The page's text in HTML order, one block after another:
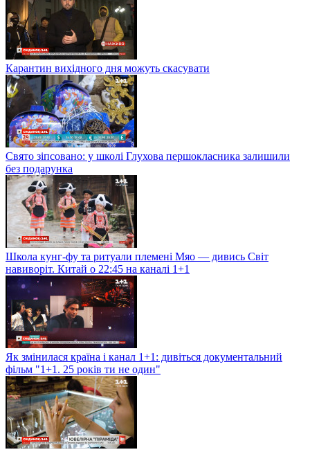
Карантин вихідного дня можуть скасувати
Свято зіпсовано: у школі Глухова першокласника залишили
без подарунка
Школа кунг-фу та ритуали племені Мяо — дивись Світ
навиворіт. Китай о 22:45 на каналі 1+1
Як змінилася країна і канал 1+1: дивіться документальний
фільм "1+1. 25 років ти не один"